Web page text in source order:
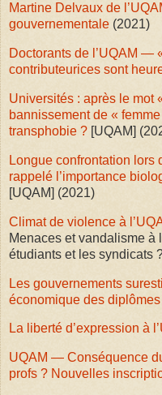
Martine Delvaux de
gouvernementale (2021)
Doctorants de l’UQAM —
contributeurices sont
Universités : après le mot
bannissement de «
transphobie ? [UQAM]
Longue confrontation lors
rappelé l’importance
[UQAM] (2021)
Climat de violence à
Menaces et vandalisme à
étudiants et les syndicats
Les gouvernements
économique des
La liberté d’expression à
UQAM — Conséquence
profs ? Nouvelles